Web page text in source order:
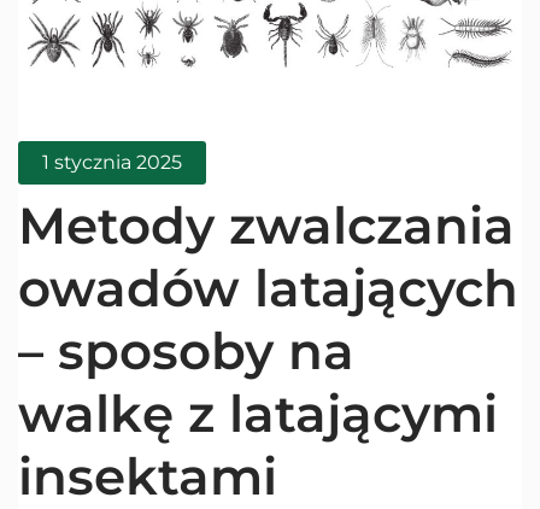
1 stycznia 2025
Metody zwalczania
owadów latających
– sposoby na
walkę z latającymi
insektami